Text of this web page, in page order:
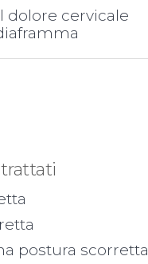
dolore cervicale
postura scorretta